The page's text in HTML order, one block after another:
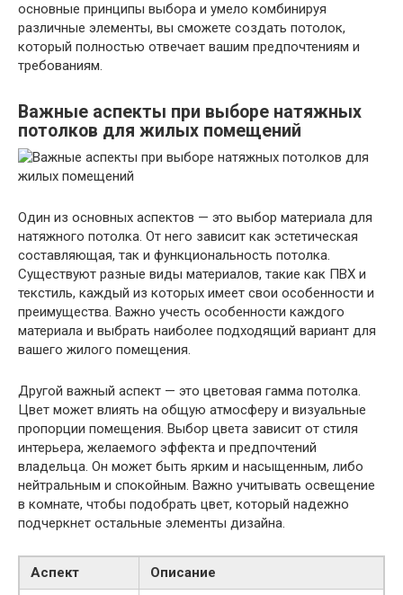
основные принципы выбора и умело комбинируя
различные элементы, вы сможете создать потолок,
который полностью отвечает вашим предпочтениям и
требованиям.
Важные аспекты при выборе натяжных
потолков для жилых помещений
Один из основных аспектов — это выбор материала для
натяжного потолка. От него зависит как эстетическая
составляющая, так и функциональность потолка.
Существуют разные виды материалов, такие как ПВХ и
текстиль, каждый из которых имеет свои особенности и
преимущества. Важно учесть особенности каждого
материала и выбрать наиболее подходящий вариант для
вашего жилого помещения.
Другой важный аспект — это цветовая гамма потолка.
Цвет может влиять на общую атмосферу и визуальные
пропорции помещения. Выбор цвета зависит от стиля
интерьера, желаемого эффекта и предпочтений
владельца. Он может быть ярким и насыщенным, либо
нейтральным и спокойным. Важно учитывать освещение
в комнате, чтобы подобрать цвет, который надежно
подчеркнет остальные элементы дизайна.
Аспект Описание